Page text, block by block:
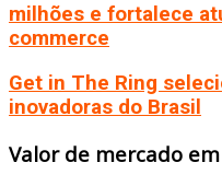
milhões e fortalece
commerce
Get in The Ring
inovadoras do Brasil
Valor de mercado